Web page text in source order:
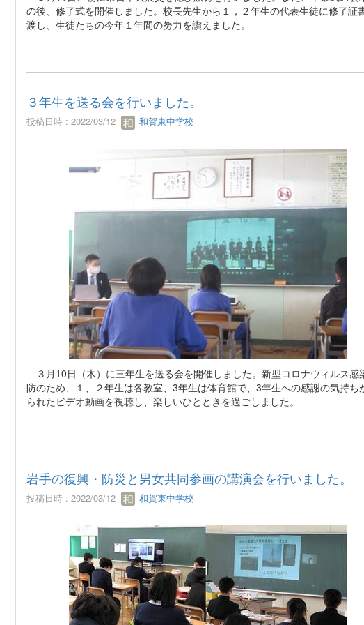
の後、修了式を開催しました。校長先生から１，２年生の代表生徒に修了証
渡し、生徒たちの今年１年間の努力を讃えました。
３年生を送る会を行いました。
投稿日時 : 2022/03/12 和賀東中学校
３月10日（木）に三年生を送る会を開催しました。新型コロナウィルス感
防のため、１、２年生は各教室、3年生は体育館で、3年生への感謝の気持ち
られたビデオ動画を視聴し、楽しいひとときを過ごしました。
岩手の復興・防災と男女共同参画の講演会を行いました。
投稿日時 : 2022/03/12 和賀東中学校